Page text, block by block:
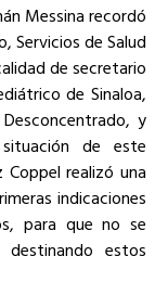
Messina recordó
Servicios de Salud
de secretario
de Sinaloa,
y
de este
realizó una
indicaciones
para que no se
estos